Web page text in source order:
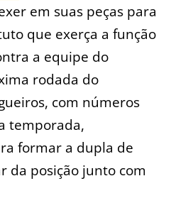
em suas peças para
que exerça a função
a equipe do
rodada do
com números
temporada,
formar a dupla de
da posição junto com